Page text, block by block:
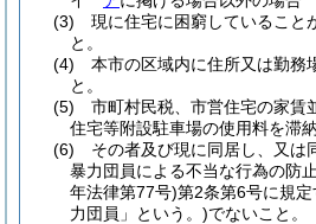
(3)
現に住宅に困窮していること
と。
(4)
本市の区域内に住所又は勤務
と。
(5)
市町村民税、市営住宅の家賃
住宅等附設駐車場の使用料を滞
(6)
その者及び現に同居し、又は
暴力団員による不当な行為の防
年法律第77号)第2条第6号に規定
力団員」という。)でないこと。